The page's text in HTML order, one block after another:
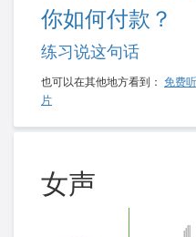
你如何付款？
练习说这句话
也可以在其他地方看到： 免费
片
女声